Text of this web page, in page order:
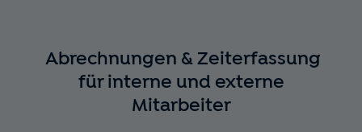
Abrechnungen & Zeiterfassung
für interne und externe
Mitarbeiter